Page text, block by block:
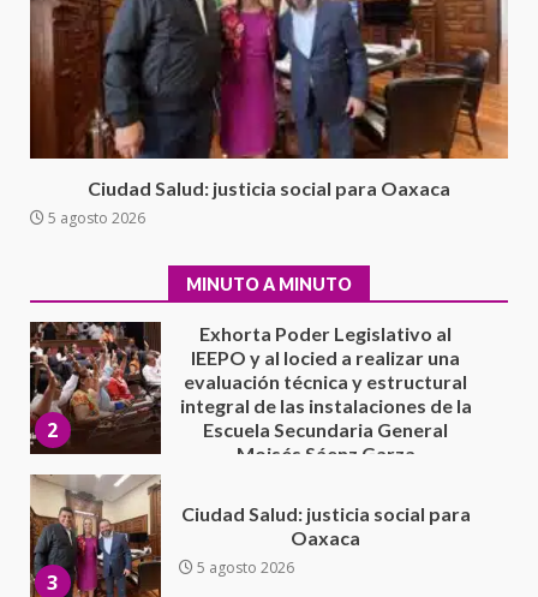
Ciudad Salud: justicia social para Oaxaca
5 agosto 2026
MINUTO A MINUTO
Avanza con orden y tranquilidad
el proceso electoral
extraordinario de Santiago
Xanica: Jesús Romero
7 agosto 2026
Exhorta Poder Legislativo al
IEEPO y al Iocied a realizar una
Escuela Secundaria General
Moisés Sáenz Garza
5 agosto 2026
3
Ciudad Salud: justicia social para
Oaxaca
5 agosto 2026
4
con el Gobernador Salomón Jara
Cruz reafirma la consolidación
de la transformación en